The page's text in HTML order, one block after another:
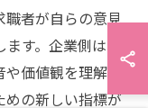
職者が自らの意見
す。企業側は、
価値観を理解し
めの新しい指標が